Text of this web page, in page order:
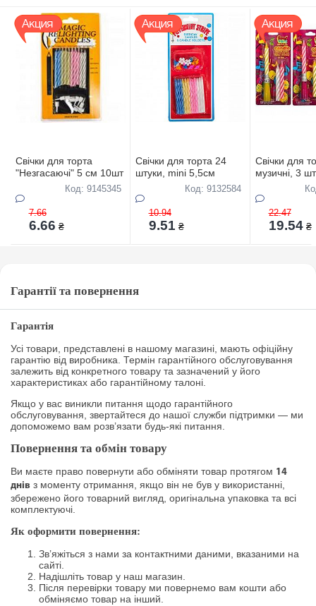
Свічки для торта
"Незгасаючі" 5 см 10шт
Код: 9145345
7.66
6.66 ₴
Свічки для торта 24
штуки, mini 5,5см
Код: 9132584
10.94
9.51 ₴
Свічки для
музичні, 3
22.47
19.54 ₴
Гарантії та повернення
Гарантія
Усі товари, представлені в нашому магазині, мають офіційну
гарантію від виробника. Термін гарантійного обслуговування
залежить від конкретного товару та зазначений у його
характеристиках або гарантійному талоні.
Якщо у вас виникли питання щодо гарантійного
обслуговування, звертайтеся до нашої служби підтримки — ми
допоможемо вам розв’язати будь-які питання.
Повернення та обмін товару
Ви маєте право повернути або обміняти товар протягом 14
днів з моменту отримання, якщо він не був у використанні,
збережено його товарний вигляд, оригінальна упаковка та всі
комплектуючі.
Як оформити повернення:
Зв’яжіться з нами за контактними даними, вказаними на
сайті.
Надішліть товар у наш магазин.
Після перевірки товару ми повернемо вам кошти або
обміняємо товар на інший.